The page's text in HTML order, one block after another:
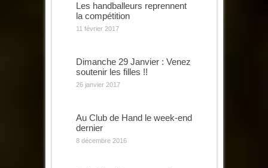
Les handballeurs reprennent
la compétition
11 février 2017
Dimanche 29 Janvier : Venez
soutenir les filles !!
26 janvier 2017
Au Club de Hand le week-end
dernier
8 décembre 2016